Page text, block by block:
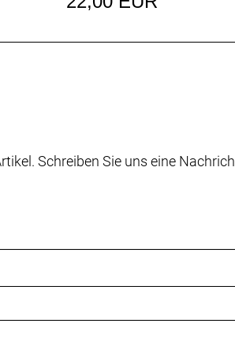
Schreiben Sie uns eine